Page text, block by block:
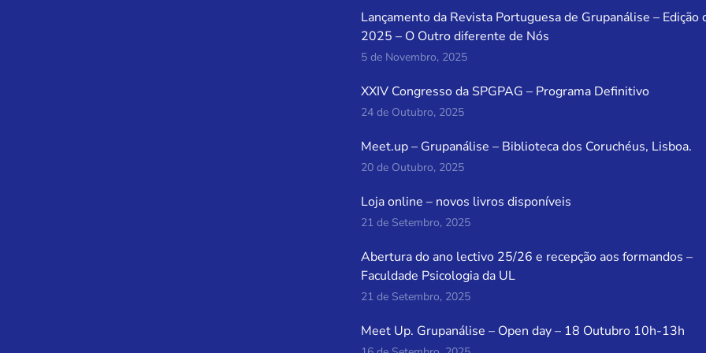
Lançamento da Revista Portuguesa de Grupanálise – Edição
2025 – O Outro diferente de Nós
5 de Novembro, 2025
XXIV Congresso da SPGPAG – Programa Definitivo
24 de Outubro, 2025
Meet.up – Grupanálise – Biblioteca dos Coruchéus, Lisboa.
20 de Outubro, 2025
Loja online – novos livros disponíveis
21 de Setembro, 2025
Abertura do ano lectivo 25/26 e recepção aos formandos –
Faculdade Psicologia da UL
21 de Setembro, 2025
Meet Up. Grupanálise – Open day – 18 Outubro 10h-13h